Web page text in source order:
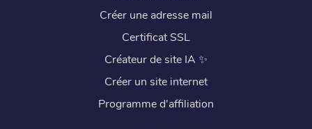
Créer une adresse mail
Certificat SSL
Créateur de site IA ✨
Créer un site internet
Programme d'affiliation